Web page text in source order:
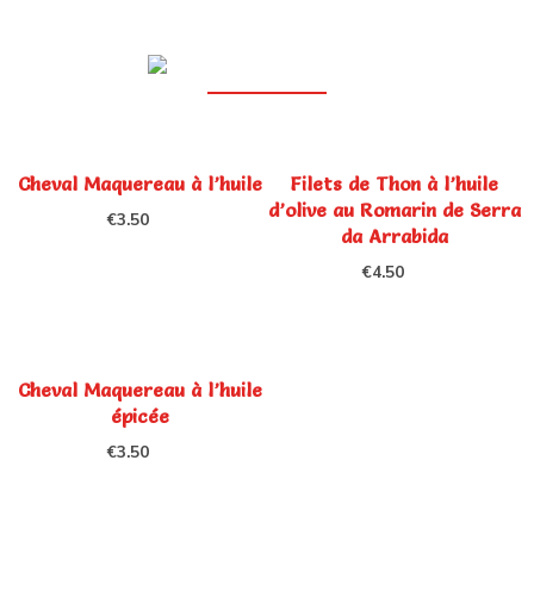
Cheval Maquereau à l’huile
€3.50
Filets de Thon à l’huile
d’olive au Romarin de Serra
da Arrabida
€4.50
Cheval Maquereau à l’huile
épicée
€3.50